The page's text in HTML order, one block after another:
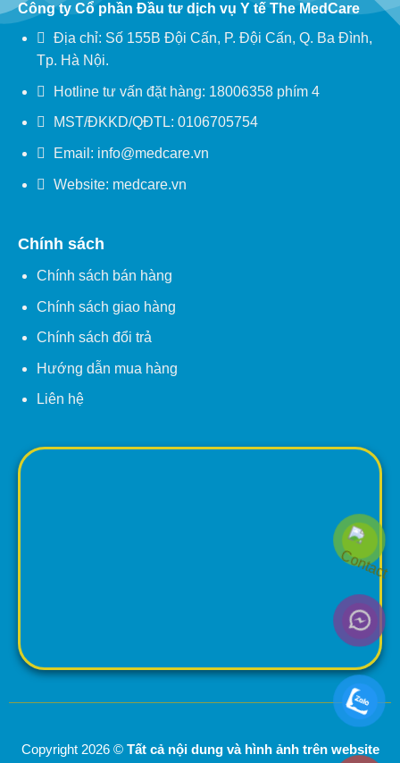
Công ty Cổ phần Đầu tư dịch vụ Y tế The MedCare
Địa chỉ: Số 155B Đội Cấn, P. Đội Cấn, Q. Ba Đình,
Tp. Hà Nội.
Hotline tư vấn đặt hàng: 18006358 phím 4
MST/ĐKKD/QĐTL: 0106705754
Email: info@medcare.vn
Website: medcare.vn
Chính sách
Chính sách bán hàng
Chính sách giao hàng
Chính sách đổi trả
Hướng dẫn mua hàng
Liên hệ
Copyright 2026 © Tất cả nội dung và hình ảnh trên website